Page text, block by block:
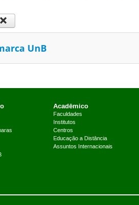
UnB
Acadêmico
Faculdades
Institutos
Centros
Educação a Distância
Assuntos Internacionais